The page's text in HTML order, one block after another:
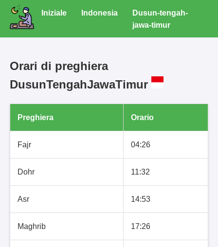
Iniziale Indonesia
Dusun-tengah-
jawa-timur
Orari di preghiera
DusunTengahJawaTimur
Preghiera Orario
Fajr 04:26
Dohr 11:32
Asr 14:53
Maghrib 17:26